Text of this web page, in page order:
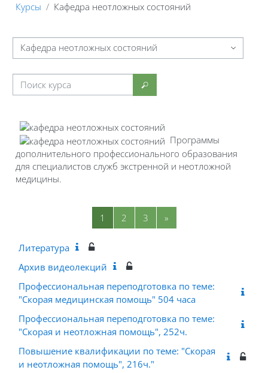
Курсы Кафедра неотложных состояний
курсов
Поиск курса
Поиск курса
Программы
дополнительного профессионального образования
для специалистов служб экстренной и неотложной
медицины.
1 Страница 1
2 Страница 2
3Страница 3
»Следующая страница
Литература
Архив видеолекций
Профессиональная переподготовка по теме:
"Скорая медицинская помощь" 504 часа
Профессиональная переподготовка по теме:
"Скорая и неотложная помощь", 252ч.
Повышение квалификации по теме: "Скорая
и неотложная помощь", 216ч."